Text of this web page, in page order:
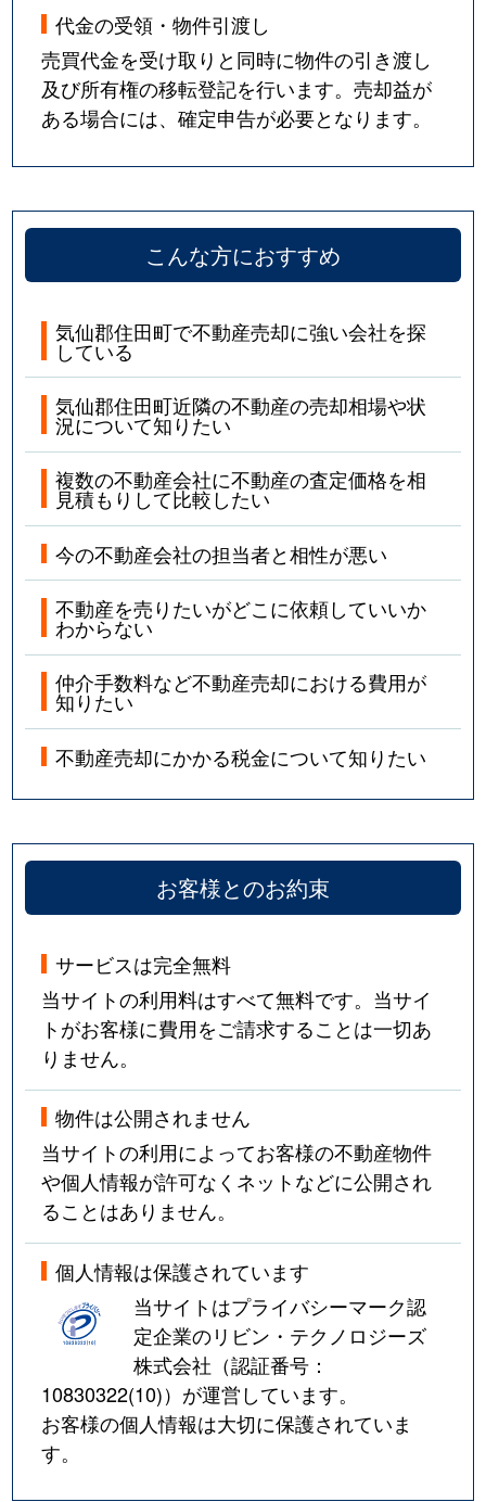
代金の受領・物件引渡し
売買代金を受け取りと同時に物件の引き渡し
及び所有権の移転登記を行います。売却益が
ある場合には、確定申告が必要となります。
こんな方におすすめ
気仙郡住田町で不動産売却に強い会社を探
している
気仙郡住田町近隣の不動産の売却相場や状
況について知りたい
複数の不動産会社に不動産の査定価格を相
見積もりして比較したい
今の不動産会社の担当者と相性が悪い
不動産を売りたいがどこに依頼していいか
わからない
仲介手数料など不動産売却における費用が
知りたい
不動産売却にかかる税金について知りたい
お客様とのお約束
サービスは完全無料
当サイトの利用料はすべて無料です。当サイ
トがお客様に費用をご請求することは一切あ
りません。
物件は公開されません
当サイトの利用によってお客様の不動産物件
や個人情報が許可なくネットなどに公開され
ることはありません。
個人情報は保護されています
当サイトはプライバシーマーク認
定企業のリビン・テクノロジーズ
株式会社（認証番号：
10830322(10)）が運営しています。
お客様の個人情報は大切に保護されていま
す。